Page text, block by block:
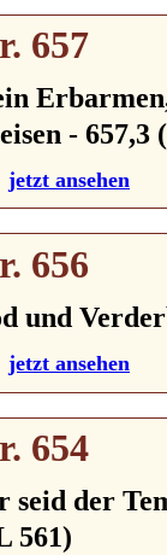
657
- 657,3
jetzt ansehen
656
und
jetzt ansehen
654
seid der
561)